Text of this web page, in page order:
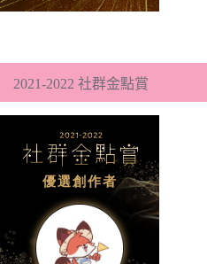
2021-2022 社群金點賞